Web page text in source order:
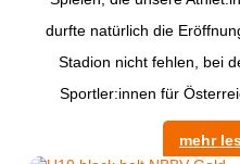
durfte natürlich die
Stadion nicht fehlen, bei
Sportler:innen für
mehr